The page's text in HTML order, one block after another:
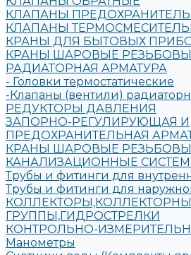
КЛАПАНЫ
КЛАПАНЫ
КРАНЫ ДЛЯ БЫТОВЫХ
КРАНЫ ШАРОВЫЕ
РАДИАТОРНАЯ АРМАТУРА
- Головки термостатические
-Клапаны (вентили)
РЕДУКТОРЫ ДАВЛЕНИЯ
ЗАПОРНО-РЕГУЛИРУЮЩАЯ И
ПРЕДОХРАНИТЕЛЬНАЯ
КРАНЫ ШАРОВЫЕ
КАНАЛИЗАЦИОННЫЕ
Трубы и фитинги для
Трубы и фитинги для
ГРУППЫ,ГИДРОСТРЕЛКИ
КОНТРОЛЬНО-
Манометры